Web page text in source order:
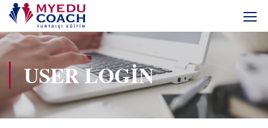
USER LOGIN